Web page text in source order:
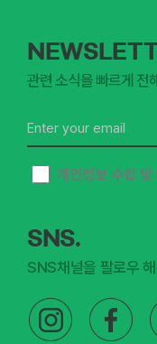
관련 소식을 빠르게 전
개인정보 수집
SNS.
SNS채널을 팔로우